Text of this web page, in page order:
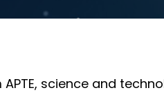
science and